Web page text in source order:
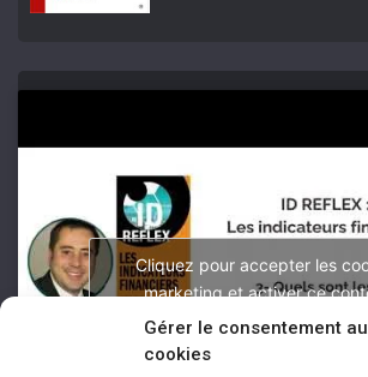
Gérer le consentement
cookies
Cliquez pour accepter les
marketing et activer ce